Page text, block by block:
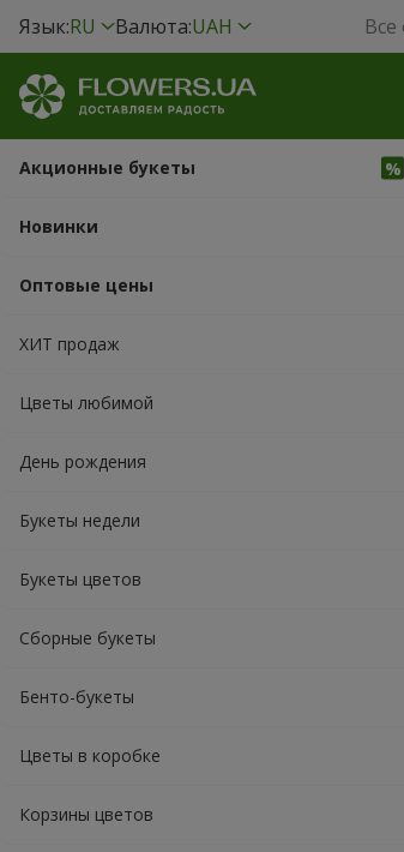
Язык:RU Валюта:UAH Все
Акционные букеты
Новинки
Оптовые цены
ХИТ продаж
Цветы любимой
День рождения
Букеты недели
Букеты цветов
Сборные букеты
Бенто-букеты
Цветы в коробке
Корзины цветов